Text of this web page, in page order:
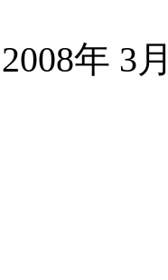
2008年 3月